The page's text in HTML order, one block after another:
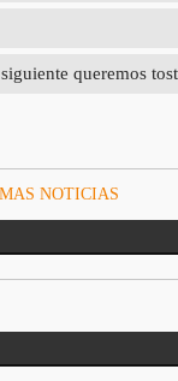
queremos
NOTICIAS